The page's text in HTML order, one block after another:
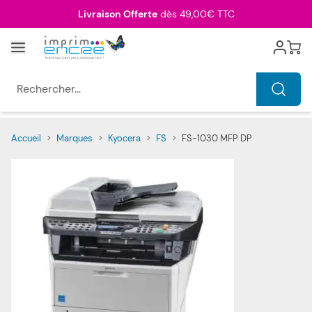
Livraison Offertedès 49,00€ TTC
Menu Cart
Accueil > Marques > Kyocera > FS > FS-1030 MFP DP